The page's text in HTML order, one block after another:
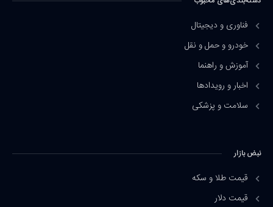
فناوری و دیجیتال
خودرو و حمل و نقل
آموزش و راهنما
اخبار و رویدادها
سلامت و پزشکی
نبض بازار
قیمت طلا و سکه
قیمت دلار